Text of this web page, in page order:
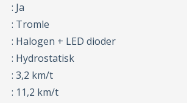
: Ja
: Tromle
: Halogen + LED dioder
: Hydrostatisk
: 3,2 km/t
: 11,2 km/t